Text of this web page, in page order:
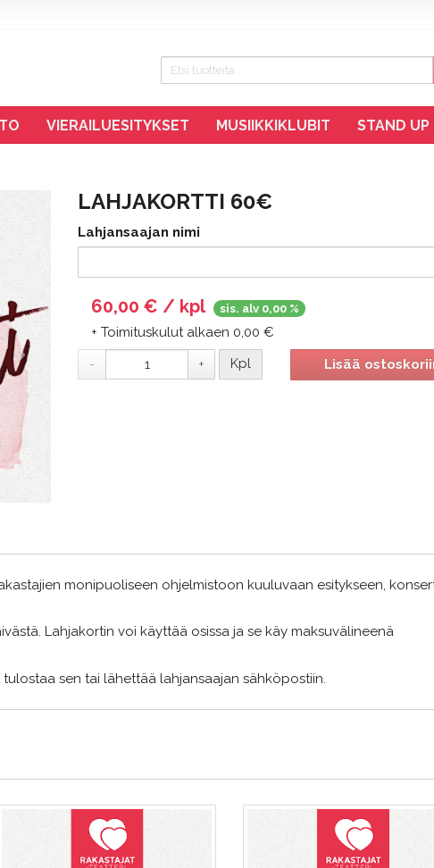
VIERAILUESITYKSET MUSIIKKIKLUBIT STAND UP
LAHJAKORTTI 60€
Lahjansaajan nimi
60,00 € / kpl sis. alv 0,00 %
+ Toimituskulut alkaen 0,00 €
- + Kpl Lisää
monipuoliseen ohjelmistoon kuuluvaan esitykseen,
Lahjakortin voi käyttää osissa ja se käy maksuvälineenä
sen tai lähettää lahjansaajan sähköpostiin.